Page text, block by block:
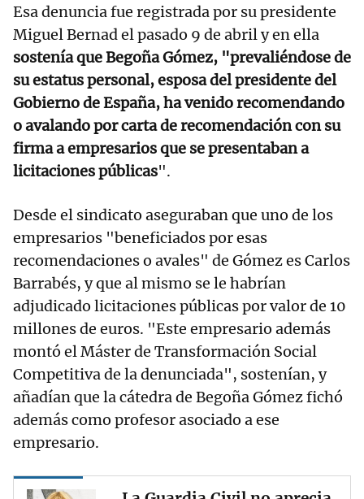
Esa denuncia fue registrada por su presidente
Miguel Bernad el pasado 9 de abril y en ella
sostenía que Begoña Gómez, "prevaliéndose de
su estatus personal, esposa del presidente del
Gobierno de España, ha venido recomendando
o avalando por carta de recomendación con su
firma a empresarios que se presentaban a
licitaciones públicas".
Desde el sindicato aseguraban que uno de los
empresarios "beneficiados por esas
recomendaciones o avales" de Gómez es Carlos
Barrabés, y que al mismo se le habrían
adjudicado licitaciones públicas por valor de 10
millones de euros. "Este empresario además
montó el Máster de Transformación Social
Competitiva de la denunciada", sostenían, y
añadían que la cátedra de Begoña Gómez fichó
además como profesor asociado a ese
empresario.